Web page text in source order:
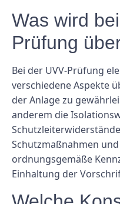
Was wird
Prüfung
Bei der UVV-Prüfung
verschiedene Aspekte
der Anlage zu
anderem die
Schutzmaßnahmen
ordnungsgemäße
Einhaltung der